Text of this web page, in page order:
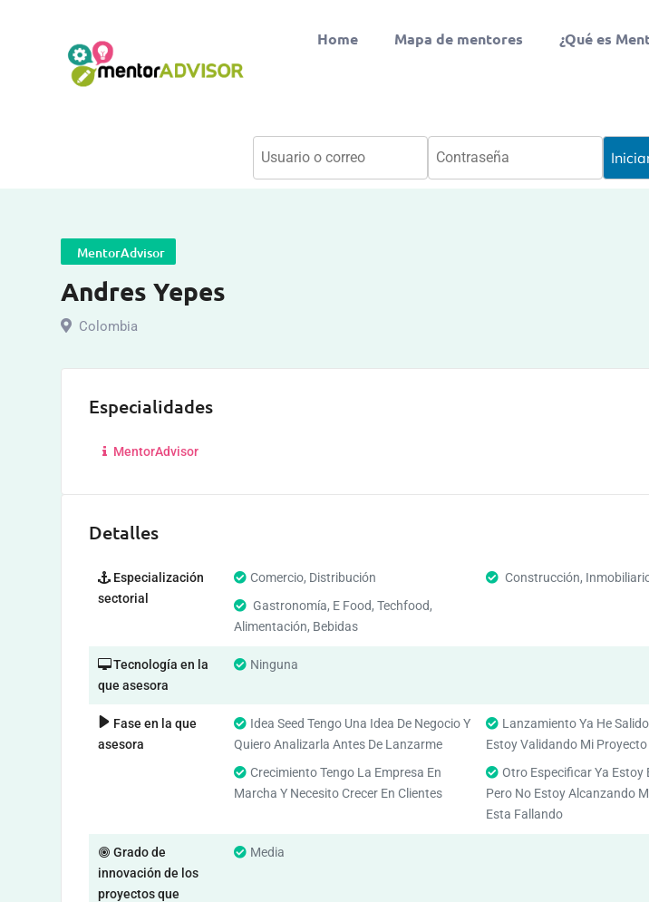
Home Mapa de mentores ¿Qué es
MentorAdvisor
Andres Yepes
Colombia
Especialidades
MentorAdvisor
Detalles
Especialización
sectorial
Comercio, Distribución
Construcción,
Gastronomía, E Food, Techfood,
Alimentación, Bebidas
Tecnología en la
que asesora
Ninguna
Fase en la que
asesora
Idea Seed Tengo Una Idea De Negocio Y
Quiero Analizarla Antes De Lanzarme
Lanzamiento Ya He
Estoy Validando Mi Proyecto
Crecimiento Tengo La Empresa En
Marcha Y Necesito Crecer En Clientes
Otro Especificar Ya Estoy
Pero No Estoy Alcanzando
Esta Fallando
Grado de
innovación de los
proyectos que
Media